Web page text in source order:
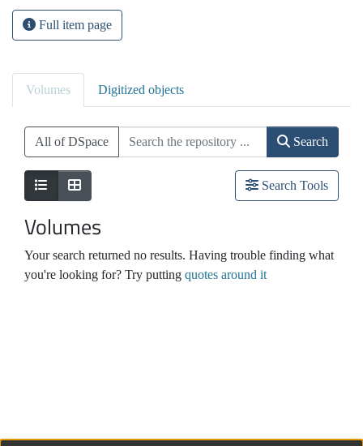
Full item page
Volumes Digitized objects
All of DSpace Search
Search Tools
Volumes
Your search returned no results. Having trouble finding what
you're looking for? Try putting quotes around it